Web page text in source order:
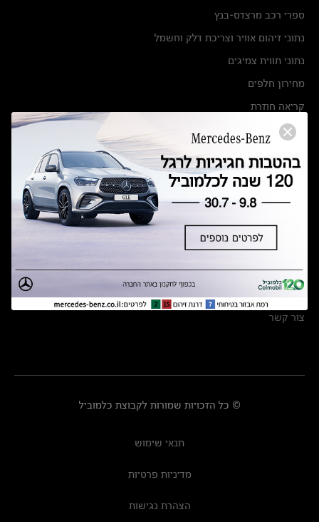
ספרי רכב מרצדס-בנץ
נתוני זיהום אוויר וצריכת דלק וחשמל
נתוני תווית צמיגים
מחירון חלפים
קריאה חוזרת
הודעה על הטבות לרכבי מרצדס בהסדר פשרה בתצ 56447-02-19
תקנון ימי מכירות 120 לכלמוביל
מצאו אותנו
אולמות תצוגה
מרכזי שירות
צור קשר
© כל הזכויות שמורות לקבוצת כלמוביל
תנאי שימוש
מדיניות פרטיות
הצהרת נגישות